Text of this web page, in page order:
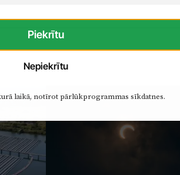
Piekrītu
Nepiekrītu
laikā, notīrot pārlūkprogrammas sīkdatnes.